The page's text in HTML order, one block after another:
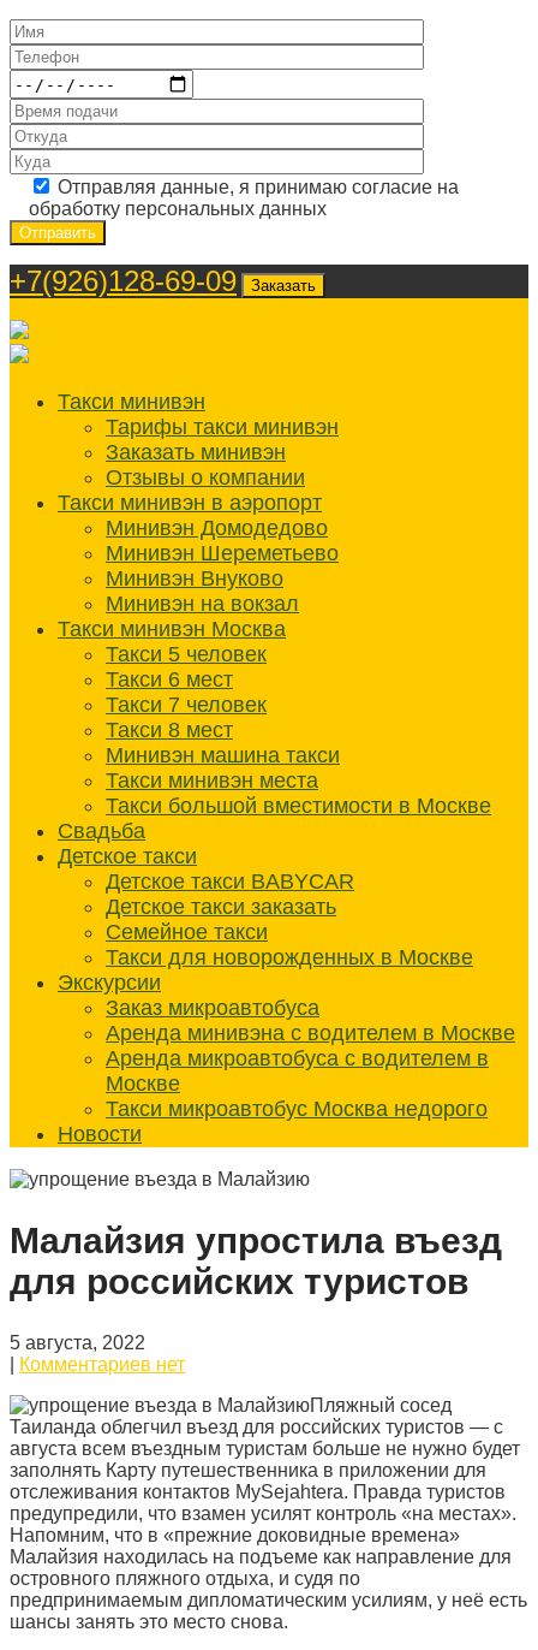
Отправляя данные, я принимаю согласие на
обработку персональных данных
+7(926)128-69-09 Заказать
Такси минивэн
Тарифы такси минивэн
Заказать минивэн
Отзывы о компании
Такси минивэн в аэропорт
Минивэн Домодедово
Минивэн Шереметьево
Минивэн Внуково
Минивэн на вокзал
Такси минивэн Москва
Такси 5 человек
Такси 6 мест
Такси 7 человек
Такси 8 мест
Минивэн машина такси
Такси минивэн места
Такси большой вместимости в Москве
Свадьба
Детское такси
Детское такси BABYCAR
Детское такси заказать
Семейное такси
Такси для новорожденных в Москве
Экскурсии
Заказ микроавтобуса
Аренда минивэна с водителем в Москве
Аренда микроавтобуса с водителем в
Москве
Такси микроавтобус Москва недорого
Новости
Малайзия упростила въезд
для российских туристов
5 августа, 2022
Комментариев нет
Пляжный сосед
Таиланда облегчил въезд для российских туристов — с
августа всем въездным туристам больше не нужно будет
заполнять Карту путешественника в приложении для
отслеживания контактов MySejahtera. Правда туристов
предупредили, что взамен усилят контроль «на местах».
Напомним, что в «прежние доковидные времена»
Малайзия находилась на подъеме как направление для
островного пляжного отдыха, и судя по
предпринимаемым дипломатическим усилиям, у неё есть
шансы занять это место снова.